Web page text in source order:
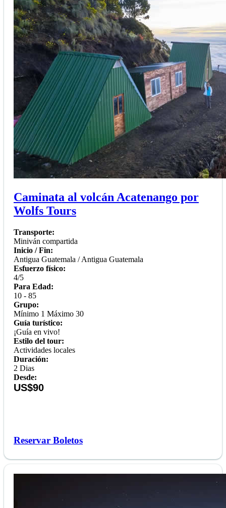
Caminata al volcán Acatenango por
Wolfs Tours
Transporte:
Miniván compartida
Inicio / Fin:
Antigua Guatemala / Antigua Guatemala
Esfuerzo físico:
4/5
Para Edad:
10 - 85
Grupo:
Mínimo 1 Máximo 30
Guía turístico:
¡Guía en vivo!
Estilo del tour:
Actividades locales
Duración:
2 Dias
Desde:
US$90
Reservar Boletos